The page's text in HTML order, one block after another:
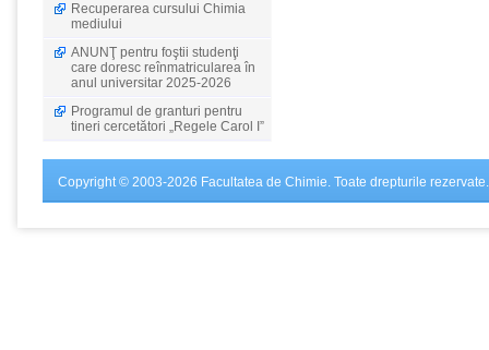
Recuperarea cursului Chimia
mediului
ANUNŢ pentru foştii studenţi
care doresc reînmatricularea în
anul universitar 2025-2026
Programul de granturi pentru
tineri cercetători „Regele Carol I”
Copyright © 2003-2026 Facultatea de Chimie. Toate drepturile